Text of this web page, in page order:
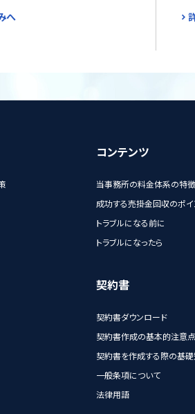
へ
コンテンツ
当事務所の料金体系の特徴
成功する売掛金回収のポイ
トラブルになる前に
トラブルになったら
契約書
契約書ダウンロード
契約書作成の基本的注意点
契約書を作成する際の基
一般条項について
法律用語